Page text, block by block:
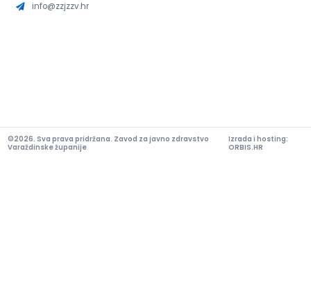
info@zzjzzv.hr
©2026. Sva prava pridržana. Zavod za javno zdravstvo
Varaždinske županije
Izrada i hosting:
ORBIS.HR